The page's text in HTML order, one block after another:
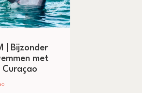
| Bijzonder
met